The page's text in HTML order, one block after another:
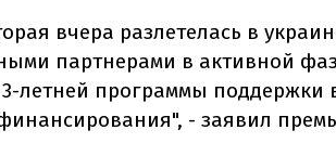
вчера разлетелась в
партнерами в активной
летней программы поддержки
- заявил